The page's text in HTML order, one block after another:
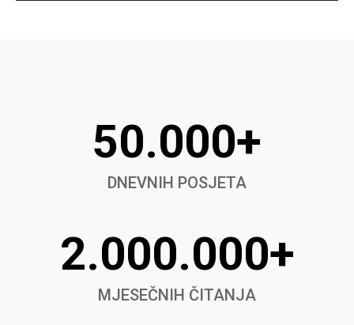
50.000+
DNEVNIH POSJETA
2.000.000+
MJESEČNIH ČITANJA